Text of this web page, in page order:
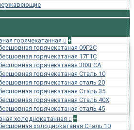
горячекатанная
+
горячекатаная 09Г2С
горячекатаная 17Г1С
горячекатаная 30ХГСА
горячекатаная Сталь 10
горячекатаная сталь 20
горячекатаная Сталь 35
горячекатаная Сталь 40Х
горячекатаная сталь 45
холоднокатанная
+
холоднокатаная Сталь 10